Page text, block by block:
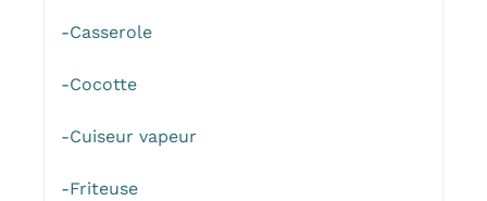
-Casserole
-Cocotte
-Cuiseur vapeur
-Friteuse